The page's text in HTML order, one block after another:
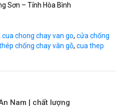
Sơn – Tỉnh Hòa Bình
cua chong chay van go, cửa chống
chống chay vân gỗ, cua thep
Nam | chất lượng